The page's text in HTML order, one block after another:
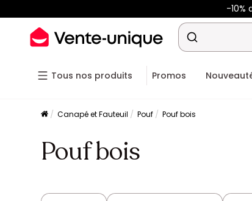
-10%
Tous nos produits Promos
Canapé et Fauteuil Pouf Pouf bois
Pouf bois